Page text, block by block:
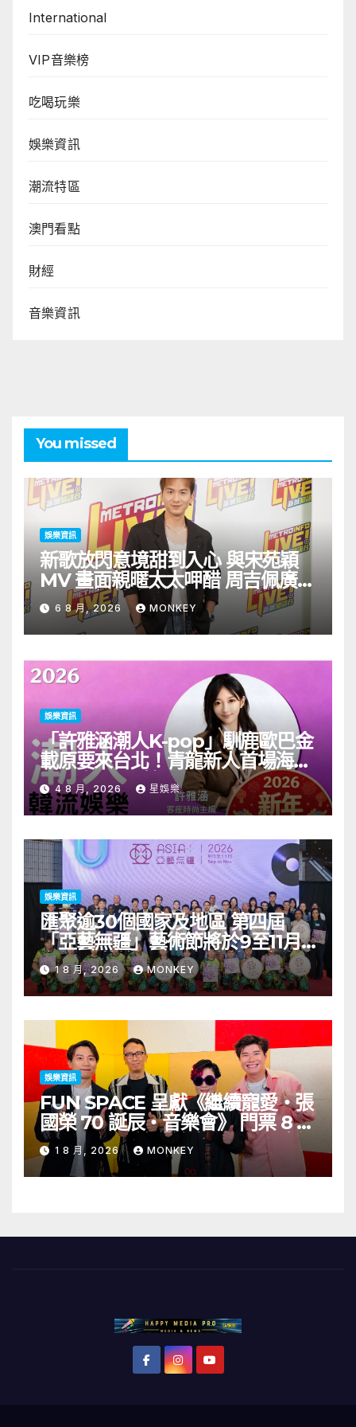
International
VIP音樂榜
吃喝玩樂
娛樂資訊
潮流特區
澳門看點
財經
音樂資訊
You missed
娛樂資訊
新歌放閃意境甜到入心 與宋苑穎
MV 畫面親暱太太呷醋 周吉佩廣州
一日三場熱血 Busking
6 8 月, 2026 MONKEY
娛樂資訊
「許雅涵潮人K-pop」馴鹿歐巴金
載原要來台北！青龍新人首場海外
見面會8/9開搶
4 8 月, 2026 星娛樂
娛樂資訊
匯聚逾30個國家及地區 第四屆
「亞藝無疆」藝術節將於9至11月
舉行 開幕節目《三角演義》音樂會
演出陣容包括王雙駿夥拍恭碩良 聯
同來自蒙古的Uuhai、韓國的
KARDI和泰國的KIKI震懾舞台
1 8 月, 2026 MONKEY
娛樂資訊
FUN SPACE 呈獻《繼續寵愛・張
國榮 70 誕辰・音樂會》 門票 8 月
1 日至 10 日於「健康．旦」優先訂
購
1 8 月, 2026 MONKEY